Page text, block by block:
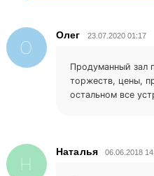
Олег 23.07.2020 01:17
Продуманный зал
торжеств, цены,
остальном все
Наталья 06.06.2018